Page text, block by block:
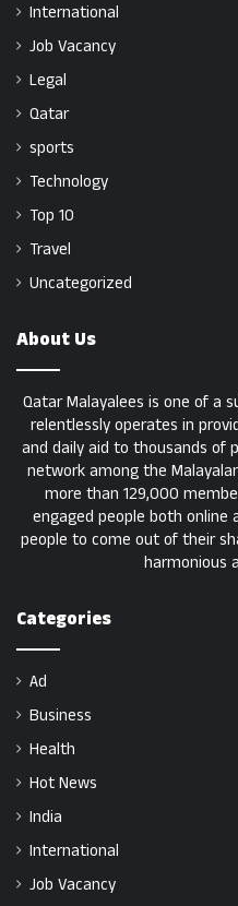
International
Job Vacancy
Legal
Qatar
sports
Technology
Top 10
Travel
Uncategorized
About Us
Qatar Malayalees is one of a
relentlessly operates in
and daily aid to thousands of
network among the
more than 129,000
engaged people both online
people to come out of their
harmonious
Categories
Ad
Business
Health
Hot News
India
International
Job Vacancy